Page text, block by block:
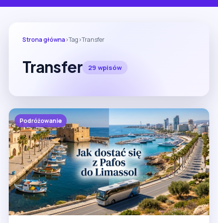
Strona główna›Tag›Transfer
Transfer 29 wpisów
Podróżowanie